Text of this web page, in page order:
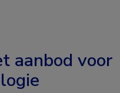
aanbod voor